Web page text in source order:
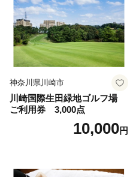
神奈川県川崎市
川崎国際生田緑地ゴルフ場
ご利用券 3,000点
10,000円